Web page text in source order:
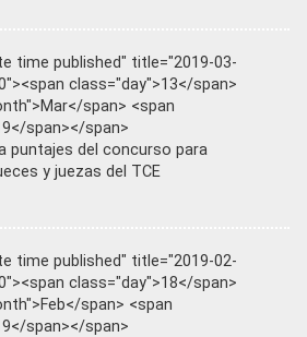
time published" title="2019-03-
class="day">13</span>
span> <span
span></span>
puntajes del concurso para
y juezas del TCE
time published" title="2019-02-
class="day">18</span>
span> <span
span></span>